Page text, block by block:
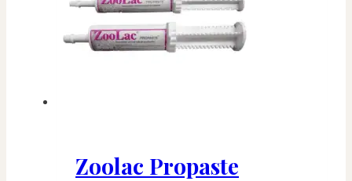
Zoolac Propaste